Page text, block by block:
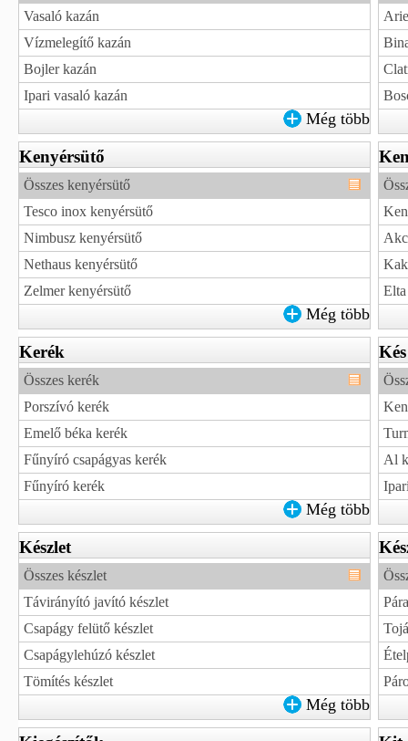
Vasaló kazán
Vízmelegítő kazán
Bojler kazán
Ipari vasaló kazán
Még több
Kenyérsütő
Összes kenyérsütő
Tesco inox kenyérsütő
Nimbusz kenyérsütő
Nethaus kenyérsütő
Zelmer kenyérsütő
Még több
Kerék
Összes kerék
Porszívó kerék
Emelő béka kerék
Fűnyíró csapágyas kerék
Fűnyíró kerék
Még több
Kés
Al
Készlet
Összes készlet
Távirányító javító készlet
Csapágy felütő készlet
Csapágylehúzó készlet
Tömítés készlet
Még több